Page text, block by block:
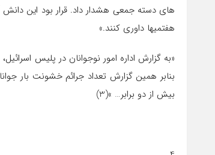
های دسته جمعي هشدار داد. قرار بود اين
هفتميها داوري كنند.»
بيش از دو برابر… »(3)